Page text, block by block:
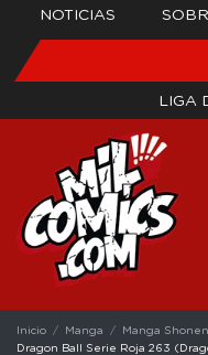
NOTICIAS
LIGA
Inicio Manga Manga
Dragon Ball Serie Roja 263